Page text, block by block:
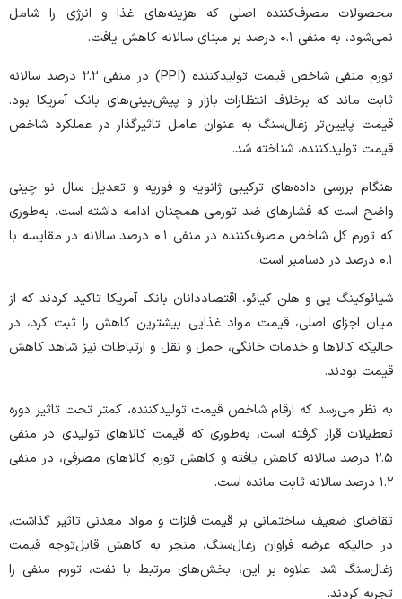
محصولات مصرف‌کننده اصلی که هزینه‌های غذا و انرژی را شامل
نمی‌شود، به منفی ۰.۱ درصد بر مبنای سالانه کاهش یافت.
تورم منفی شاخص قیمت تولیدکننده (PPI) در منفی ۲.۲ درصد سالانه
ثابت ماند که برخلاف انتظارات بازار و پیش‌بینی‌های بانک آمریکا بود.
قیمت پایین‌تر زغال‌سنگ به عنوان عامل تاثیرگذار در عملکرد شاخص
قیمت تولیدکننده، شناخته شد.
هنگام بررسی داده‌های ترکیبی ژانویه و فوریه و تعدیل سال نو چینی
واضح است که فشار‌های ضد تورمی همچنان ادامه داشته است، به‌طوری
که تورم کل شاخص مصرف‌کننده در منفی ۰.۱ درصد سالانه در مقایسه با
۰.۱ درصد در دسامبر است.
شیائوکینگ پی و هلن کیائو، اقتصاددانان بانک آمریکا تاکید کردند که از
میان اجزای اصلی، قیمت مواد غذایی بیشترین کاهش را ثبت کرد، در
حالیکه کالا‌ها و خدمات خانگی، حمل و نقل و ارتباطات نیز شاهد کاهش
قیمت بودند.
به نظر می‌رسد که ارقام شاخص قیمت تولیدکننده، کمتر تحت تاثیر دوره
تعطیلات قرار گرفته است، به‌طوری که قیمت کالا‌های تولیدی در منفی
۲.۵ درصد سالانه کاهش یافته و کاهش تورم کالا‌های مصرفی، در منفی
۱.۲ درصد سالانه ثابت مانده است.
تقاضای ضعیف ساختمانی بر قیمت فلزات و مواد معدنی تاثیر گذاشت،
در حالیکه عرضه فراوان زغال‌سنگ، منجر به کاهش قابل‌توجه قیمت
زغال‌سنگ شد. علاوه بر این، بخش‌های مرتبط با نفت، تورم منفی را
تجربه کردند.